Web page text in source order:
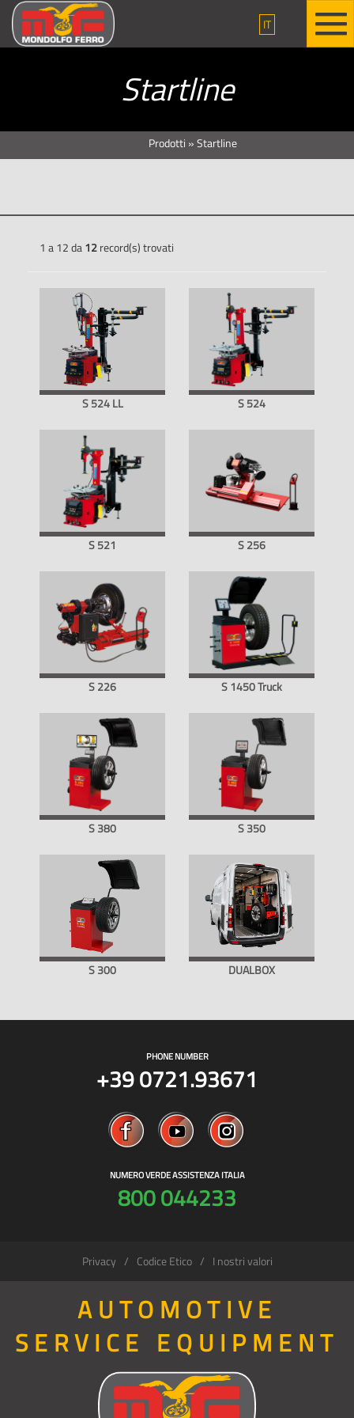
IT
Startline
Prodotti »Startline
1 a 12 da12record(s) trovati
S 524 LL S 524
S 521 S 256
S 226 S 1450 Truck
S 380 S 350
S 300 DUALBOX
PHONE NUMBER
+39 0721.93671
NUMERO VERDE ASSISTENZA ITALIA
800 044233
Privacy Codice Etico I nostri valori
AUTOMOTIVE
SERVICE EQUIPMENT